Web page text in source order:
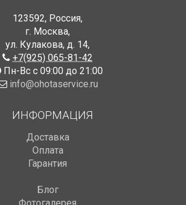
123592, Россия,
г. Москва,
ул. Кулакова, д. 14,
+7(925) 065-81-42
Пн-Вс с 09:00 до 21:00
info@ohotaservice.ru
ИНФОРМАЦИЯ
Доставка
Оплата
Гарантия
Блог